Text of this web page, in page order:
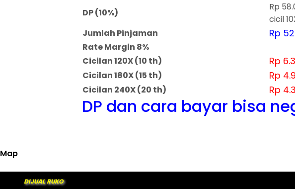
DP (10%)
Rp
cicil
Jumlah Pinjaman Rp
Rate Margin 8%
Cicilan 120X (10 th)
Rp
Cicilan 180X (15 th) Rp
Cicilan 240X (20 th) Rp
DP dan cara bayar bisa
Map
DIJUAL RUKO